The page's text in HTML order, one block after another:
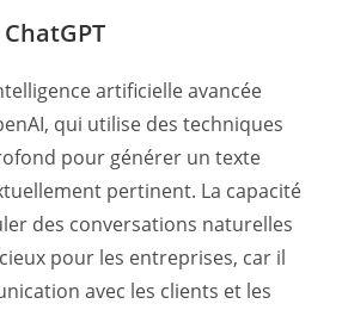
la
publication :
artificielle avancée
qui utilise des techniques
pour générer un texte
pertinent. La capacité
des conversations naturelles
pour les entreprises, car il
avec les clients et les